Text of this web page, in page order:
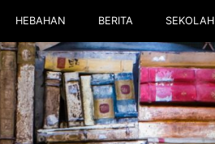
HEBAHAN BERITA SEKOLAH